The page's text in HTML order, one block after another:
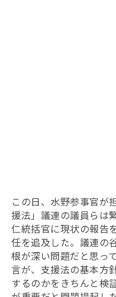
この日、水野参事官が
援法」議連の議員らは
仁統括官に現状の報告
任を追及した。議連の
根が深い問題だと思っ
言が、支援法の基本方
するのかをきちんと検